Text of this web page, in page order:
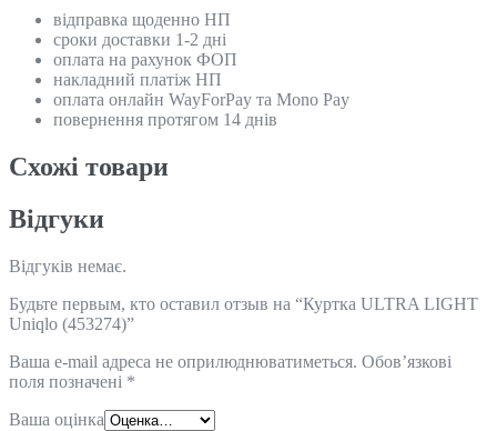
відправка щоденно НП
сроки доставки 1-2 дні
оплата на рахунок ФОП
накладний платіж НП
оплата онлайн WayForPay та Mono Pay
повернення протягом 14 днів
Схожi товари
Відгуки
Відгуків немає.
Будьте первым, кто оставил отзыв на “Куртка ULTRA LIGHT
Uniqlo (453274)”
Ваша e-mail адреса не оприлюднюватиметься. Обов’язкові
поля позначені *
Ваша оцінка